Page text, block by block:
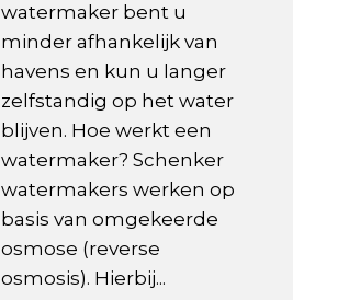
watermaker bent u
minder afhankelijk van
havens en kun u langer
zelfstandig op het water
blijven. Hoe werkt een
watermaker? Schenker
watermakers werken op
basis van omgekeerde
osmose (reverse
osmosis). Hierbij...